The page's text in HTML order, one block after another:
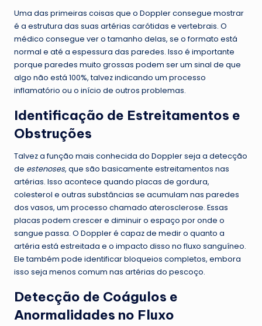
Uma das primeiras coisas que o Doppler consegue mostrar
é a estrutura das suas artérias carótidas e vertebrais. O
médico consegue ver o tamanho delas, se o formato está
normal e até a espessura das paredes. Isso é importante
porque paredes muito grossas podem ser um sinal de que
algo não está 100%, talvez indicando um processo
inflamatório ou o início de outros problemas.
Identificação de Estreitamentos e
Obstruções
Talvez a função mais conhecida do Doppler seja a detecção
de estenoses, que são basicamente estreitamentos nas
artérias. Isso acontece quando placas de gordura,
colesterol e outras substâncias se acumulam nas paredes
dos vasos, um processo chamado aterosclerose. Essas
placas podem crescer e diminuir o espaço por onde o
sangue passa. O Doppler é capaz de medir o quanto a
artéria está estreitada e o impacto disso no fluxo sanguíneo.
Ele também pode identificar bloqueios completos, embora
isso seja menos comum nas artérias do pescoço.
Detecção de Coágulos e
Anormalidades no Fluxo